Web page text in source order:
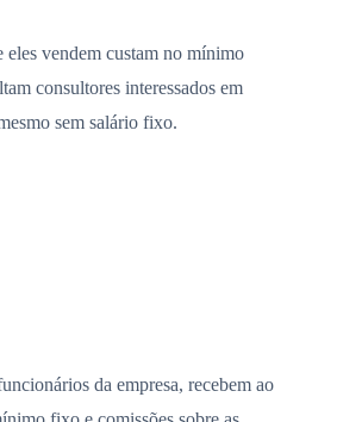
eles vendem custam no mínimo
consultores interessados em
sem salário fixo.
da empresa, recebem ao